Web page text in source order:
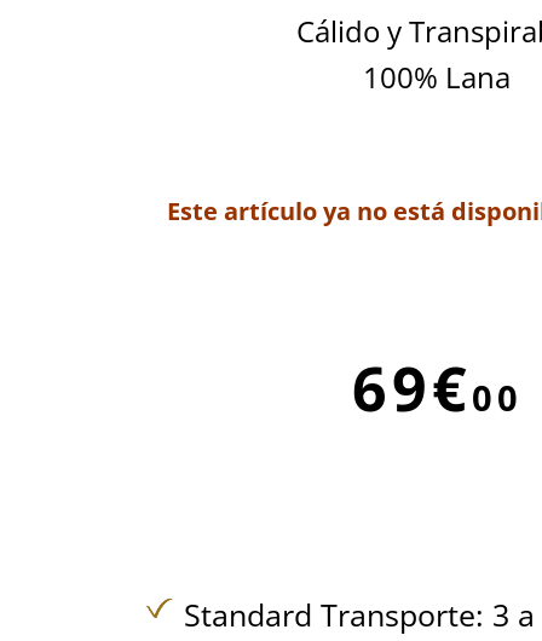
Cálido y
100% Lana
Este artículo ya no está
69€00
Standard Transporte: 3